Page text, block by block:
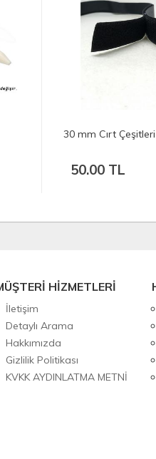
30 mm Cırt
50.00 TL
HİZMETLERİ
İletişim
Detaylı Arama
Hakkımızda
Gizlilik Politikası
KVKK AYDINLATMA METNİ